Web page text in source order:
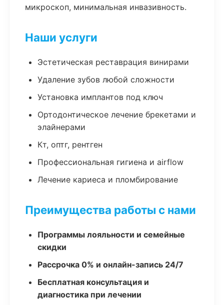
микроскоп, минимальная инвазивность.
Наши услуги
Эстетическая реставрация винирами
Удаление зубов любой сложности
Установка имплантов под ключ
Ортодонтическое лечение брекетами и
элайнерами
Кт, оптг, рентген
Профессиональная гигиена и airflow
Лечение кариеса и пломбирование
Преимущества работы с нами
Программы лояльности и семейные
скидки
Рассрочка 0% и онлайн-запись 24/7
Бесплатная консультация и
диагностика при лечении